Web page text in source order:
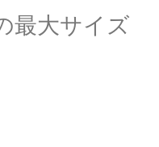
最大サイズ